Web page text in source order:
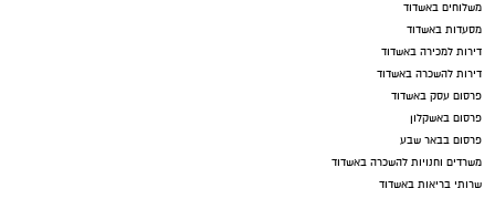
משלוחים באשדוד
מסעדות באשדוד
דירות למכירה באשדוד
דירות להשכרה באשדוד
פרסום עסק באשדוד
פרסום באשקלון
פרסום בבאר שבע
משרדים וחנויות להשכרה באשדוד
שרותי בריאות באשדוד